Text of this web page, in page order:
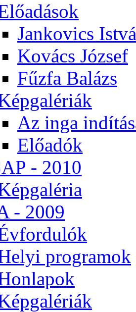
Jan­ko­vics
Ko­vács Jó­zsef
Fűz­fa Ba­lázs
Az in­ga
Elő­adók
- 2010
- 2009
prog­ra­mok